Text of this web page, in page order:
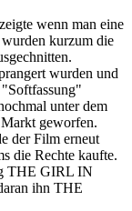
wenn man eine
kurzum die
wurden und
"Softfassung"
unter dem
geworfen.
der Film erneut
die Rechte kaufte.
THE GIRL IN
ihn THE